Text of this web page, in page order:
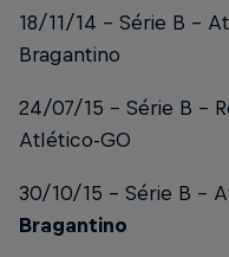
18/11/14 – Série B –
Bragantino
24/07/15 – Série B –
Atlético-GO
30/10/15 – Série B –
Bragantino